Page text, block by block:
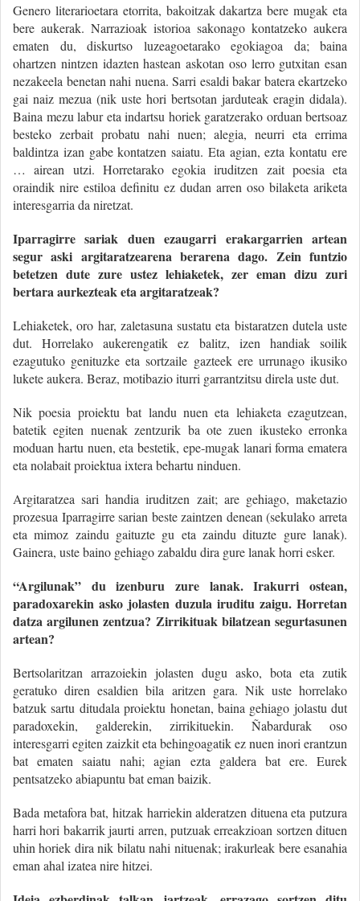
Genero literarioetara etorrita, bakoitzak dakartza bere mugak eta
bere aukerak. Narrazioak istorioa sakonago kontatzeko aukera
ematen du, diskurtso luzeagoetarako egokiagoa da; baina
ohartzen nintzen idazten hastean askotan oso lerro gutxitan esan
nezakeela benetan nahi nuena. Sarri esaldi bakar batera ekartzeko
gai naiz mezua (nik uste hori bertsotan jarduteak eragin didala).
Baina mezu labur eta indartsu horiek garatzerako orduan bertsoaz
besteko zerbait probatu nahi nuen; alegia, neurri eta errima
baldintza izan gabe kontatzen saiatu. Eta agian, ezta kontatu ere
… airean utzi. Horretarako egokia iruditzen zait poesia eta
oraindik nire estiloa definitu ez dudan arren oso bilaketa ariketa
interesgarria da niretzat.
Iparragirre sariak duen ezaugarri erakargarrien artean
segur aski argitaratzearena berarena dago. Zein funtzio
betetzen dute zure ustez lehiaketek, zer eman dizu zuri
bertara aurkezteak eta argitaratzeak?
Lehiaketek, oro har, zaletasuna sustatu eta bistaratzen dutela uste
dut. Horrelako aukerengatik ez balitz, izen handiak soilik
ezagutuko genituzke eta sortzaile gazteek ere urrunago ikusiko
lukete aukera. Beraz, motibazio iturri garrantzitsu direla uste dut.
Nik poesia proiektu bat landu nuen eta lehiaketa ezagutzean,
batetik egiten nuenak zentzurik ba ote zuen ikusteko erronka
moduan hartu nuen, eta bestetik, epe-mugak lanari forma ematera
eta nolabait proiektua ixtera behartu ninduen.
Argitaratzea sari handia iruditzen zait; are gehiago, maketazio
prozesua Iparragirre sarian beste zaintzen denean (sekulako arreta
eta mimoz zaindu gaituzte gu eta zaindu dituzte gure lanak).
Gainera, uste baino gehiago zabaldu dira gure lanak horri esker.
“Argilunak” du izenburu zure lanak. Irakurri ostean,
paradoxarekin asko jolasten duzula iruditu zaigu. Horretan
datza argilunen zentzua? Zirrikituak bilatzean segurtasunen
artean?
Bertsolaritzan arrazoiekin jolasten dugu asko, bota eta zutik
geratuko diren esaldien bila aritzen gara. Nik uste horrelako
batzuk sartu ditudala proiektu honetan, baina gehiago jolastu dut
paradoxekin, galderekin, zirrikituekin. Ñabardurak oso
interesgarri egiten zaizkit eta behingoagatik ez nuen inori erantzun
bat ematen saiatu nahi; agian ezta galdera bat ere. Eurek
pentsatzeko abiapuntu bat eman baizik.
Bada metafora bat, hitzak harriekin alderatzen dituena eta putzura
harri hori bakarrik jaurti arren, putzuak erreakzioan sortzen dituen
uhin horiek dira nik bilatu nahi nituenak; irakurleak bere esanahia
eman ahal izatea nire hitzei.